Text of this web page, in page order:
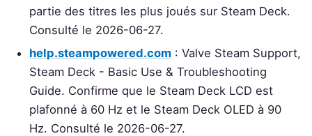
partie des titres les plus joués sur Steam Deck.
Consulté le 2026-06-27.
help.steampowered.com : Valve Steam Support,
Steam Deck - Basic Use & Troubleshooting
Guide. Confirme que le Steam Deck LCD est
plafonné à 60 Hz et le Steam Deck OLED à 90
Hz. Consulté le 2026-06-27.